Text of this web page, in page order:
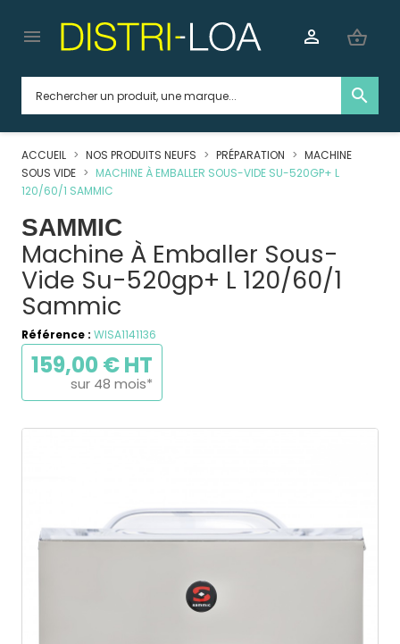
search
 shopping_basket

ACCUEIL NOS PRODUITS NEUFS PRÉPARATION
MACHINE
SOUS VIDE
MACHINE À EMBALLER SOUS-VIDE SU-520GP+ L
120/60/1 SAMMIC
SAMMIC
Machine À Emballer Sous-
Vide Su-520gp+ L 120/60/1
Sammic
Référence : WISA1141136
159,00 € HT
sur 48 mois*